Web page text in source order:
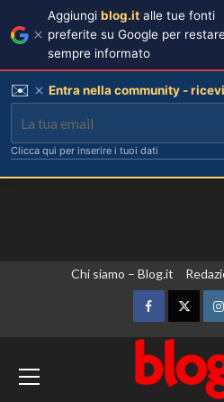
Chi siamo – Blog.it
Facebook
Aggiungi blog.it alle tue fonti
preferite su Google per
sempre informato
✉️ Entra nella community -
Clicca qui per inserire i tuoi dati